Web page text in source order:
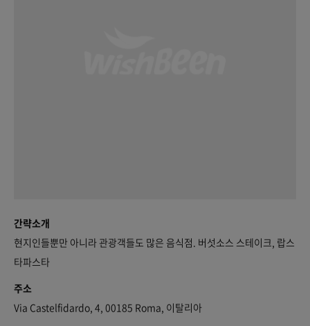
간략소개
현지인들뿐만 아니라 관광객들도 많은 음식점. 버섯소스 스테이크, 랍스
타파스타
주소
Via Castelfidardo, 4, 00185 Roma, 이탈리아